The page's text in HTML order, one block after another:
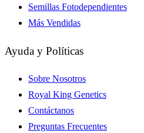
Semillas Fotodependientes
Más Vendidas
Ayuda y Políticas
Sobre Nosotros
Royal King Genetics
Contáctanos
Preguntas Frecuentes